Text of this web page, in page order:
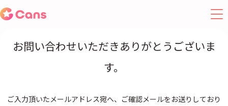
お問い合わせいただきありがとうございま
す。
ご入力頂いたメールアドレス宛へ、ご確認メールをお送りしており